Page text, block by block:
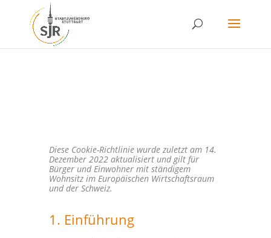
Diese Cookie-Richtlinie wurde zuletzt am 14.
Dezember 2022 aktualisiert und gilt für
Bürger und Einwohner mit ständigem
Wohnsitz im Europäischen Wirtschaftsraum
und der Schweiz.
1. Einführung